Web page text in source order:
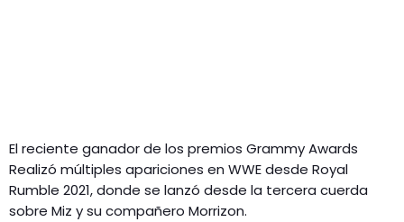
El reciente ganador de los premios Grammy Awards
Realizó múltiples apariciones en WWE desde Royal
Rumble 2021, donde se lanzó desde la tercera cuerda
sobre Miz y su compañero Morrizon.